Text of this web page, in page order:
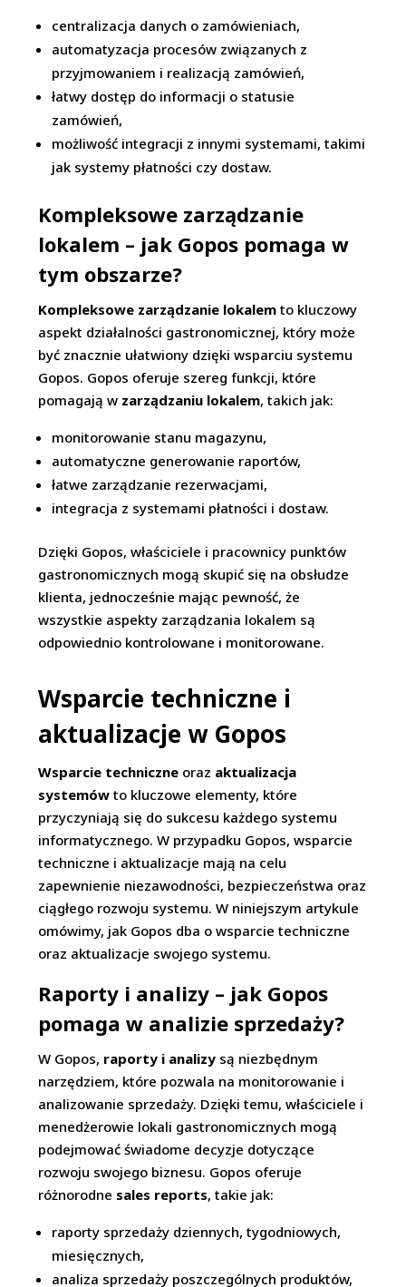
centralizacja danych o zamówieniach,
automatyzacja procesów związanych z
przyjmowaniem i realizacją zamówień,
łatwy dostęp do informacji o statusie
zamówień,
możliwość integracji z innymi systemami, takimi
jak systemy płatności czy dostaw.
Kompleksowe zarządzanie
lokalem – jak Gopos pomaga w
tym obszarze?
Kompleksowe zarządzanie lokalem to kluczowy
aspekt działalności gastronomicznej, który może
być znacznie ułatwiony dzięki wsparciu systemu
Gopos. Gopos oferuje szereg funkcji, które
pomagają w zarządzaniu lokalem, takich jak:
monitorowanie stanu magazynu,
automatyczne generowanie raportów,
łatwe zarządzanie rezerwacjami,
integracja z systemami płatności i dostaw.
Dzięki Gopos, właściciele i pracownicy punktów
gastronomicznych mogą skupić się na obsłudze
klienta, jednocześnie mając pewność, że
wszystkie aspekty zarządzania lokalem są
odpowiednio kontrolowane i monitorowane.
Wsparcie techniczne i
aktualizacje w Gopos
Wsparcie techniczne oraz aktualizacja
systemów to kluczowe elementy, które
przyczyniają się do sukcesu każdego systemu
informatycznego. W przypadku Gopos, wsparcie
techniczne i aktualizacje mają na celu
zapewnienie niezawodności, bezpieczeństwa oraz
ciągłego rozwoju systemu. W niniejszym artykule
omówimy, jak Gopos dba o wsparcie techniczne
oraz aktualizacje swojego systemu.
Raporty i analizy – jak Gopos
pomaga w analizie sprzedaży?
W Gopos, raporty i analizy są niezbędnym
narzędziem, które pozwala na monitorowanie i
analizowanie sprzedaży. Dzięki temu, właściciele i
menedżerowie lokali gastronomicznych mogą
podejmować świadome decyzje dotyczące
rozwoju swojego biznesu. Gopos oferuje
różnorodne sales reports, takie jak:
raporty sprzedaży dziennych, tygodniowych,
miesięcznych,
analiza sprzedaży poszczególnych produktów,